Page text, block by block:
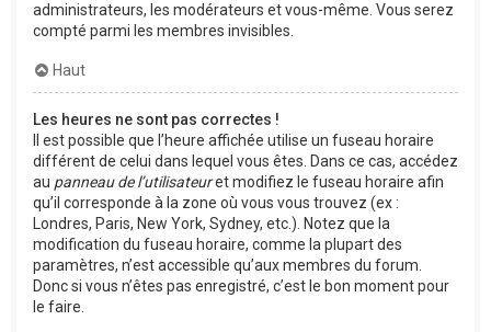
administrateurs, les modérateurs et vous-même. Vous serez
compté parmi les membres invisibles.
Haut
Les heures ne sont pas correctes !
Il est possible que l’heure affichée utilise un fuseau horaire
différent de celui dans lequel vous êtes. Dans ce cas, accédez
au panneau de l’utilisateuret modifiez le fuseau horaire afin
qu’il corresponde à la zone où vous vous trouvez (ex :
Londres, Paris, New York, Sydney, etc.). Notez que la
modification du fuseau horaire, comme la plupart des
paramètres, n’est accessible qu’aux membres du forum.
Donc si vous n’êtes pas enregistré, c’est le bon moment pour
le faire.